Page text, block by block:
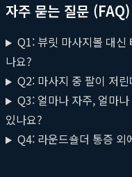
자주 묻는 질문 (FAQ)
Q1: 뷰릿 마사지볼 대신
나요?
Q2: 마사지 중 팔이 저
Q3: 얼마나 자주, 얼마
있나요?
Q4: 라운드숄더 통증 외